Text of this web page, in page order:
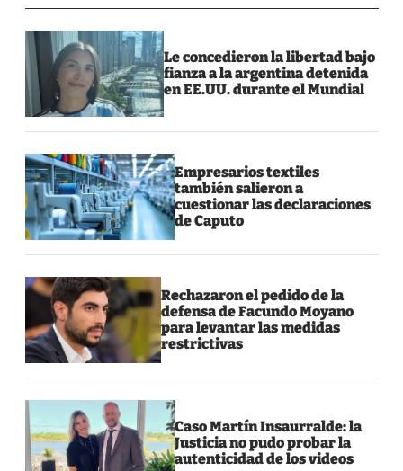
Le concedieron la libertad bajo
fianza a la argentina detenida
en EE.UU. durante el Mundial
Empresarios textiles
también salieron a
cuestionar las declaraciones
de Caputo
Rechazaron el pedido de la
defensa de Facundo Moyano
para levantar las medidas
restrictivas
Caso Martín Insaurralde: la
Justicia no pudo probar la
autenticidad de los videos